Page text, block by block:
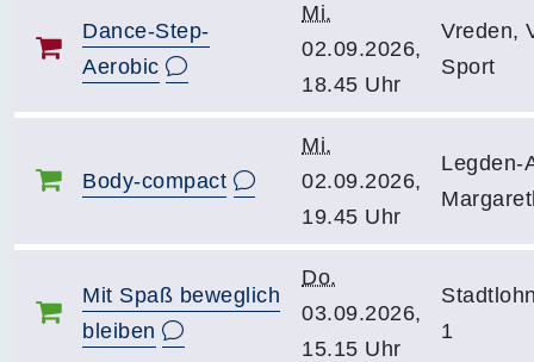
Dance-Step-
Aerobic
Mi.
02.09.2026,
18.45 Uhr
Vreden,
Sport
Body-compact
Mi.
02.09.2026,
19.45 Uhr
Legden-
Mit Spaß beweglich
bleiben
Do.
03.09.2026,
15.15 Uhr
1